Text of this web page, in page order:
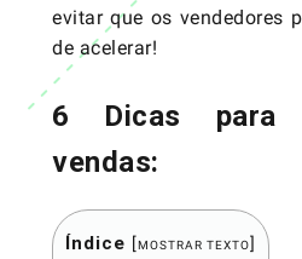
evitar que os vendedores
de acelerar!
6 Dicas para
vendas:
Índice [MOSTRAR TEXTO]